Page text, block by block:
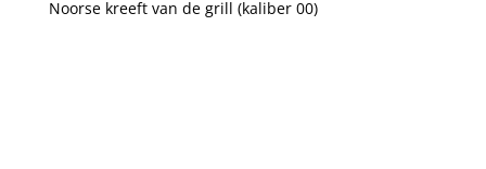
Noorse kreeft van de grill (kaliber 00)